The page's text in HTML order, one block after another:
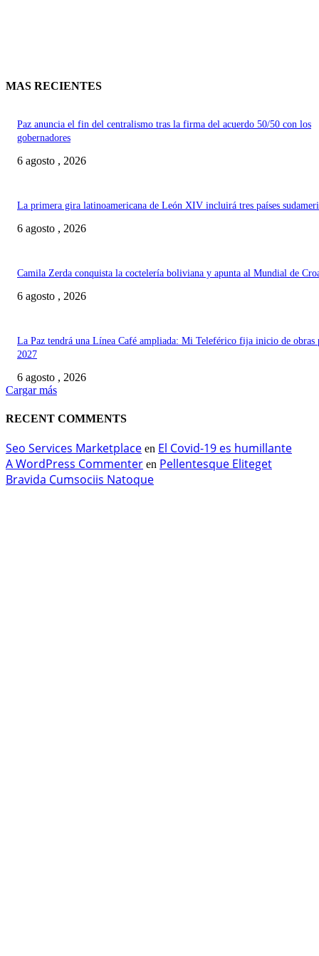
MAS RECIENTES
Paz anuncia el fin del centralismo tras la firma del acuerdo 50/50 con los
gobernadores
6 agosto , 2026
La primera gira latinoamericana de León XIV incluirá tres países
6 agosto , 2026
Camila Zerda conquista la coctelería boliviana y apunta al Mundial de
6 agosto , 2026
La Paz tendrá una Línea Café ampliada: Mi Teleférico fija inicio de obras
2027
6 agosto , 2026
Cargar más
RECENT COMMENTS
Seo Services Marketplace en El Covid-19 es humillante
A WordPress Commenter en Pellentesque Eliteget
Bravida Cumsociis Natoque